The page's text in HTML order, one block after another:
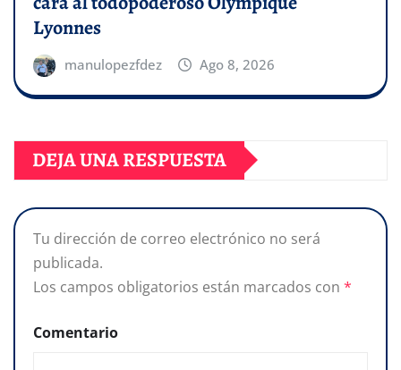
Lyonnes
manulopezfdez Ago 8, 2026
DEJA UNA RESPUESTA
Tu dirección de correo electrónico no será
publicada.
Los campos obligatorios están marcados con *
Comentario